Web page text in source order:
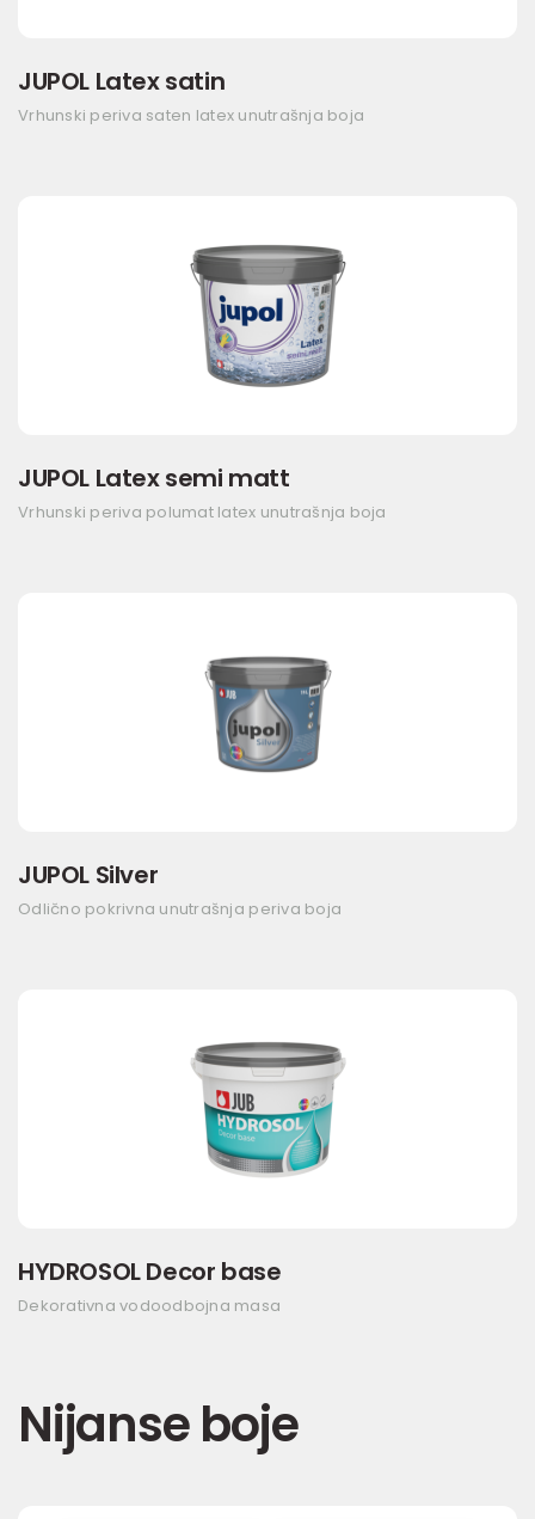
JUPOL Latex satin
Vrhunski periva saten latex unutrašnja boja
JUPOL Latex semi matt
Vrhunski periva polumat latex unutrašnja boja
JUPOL Silver
Odlično pokrivna unutrašnja periva boja
HYDROSOL Decor base
Dekorativna vodoodbojna masa
Nijanse boje